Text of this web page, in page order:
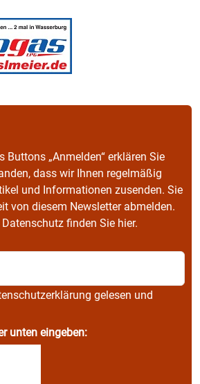
Buttons „Anmelden“ erklären Sie
dass wir Ihnen regelmäßig
und Informationen zusenden. Sie
von diesem Newsletter abmelden.
finden Sie hier.
gelesen und
unten eingeben: